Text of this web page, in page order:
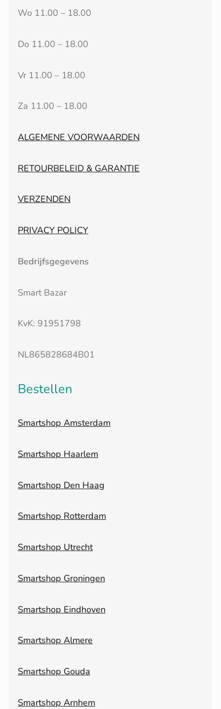
Wo 11.00 – 18.00
Do 11.00 – 18.00
Vr 11.00 – 18.00
Za 11.00 – 18.00
ALGEMENE VOORWAARDEN
RETOURBELEID & GARANTIE
VERZENDEN
PRIVACY POLICY
Bedrijfsgegevens
Smart Bazar
KvK: 91951798
NL865828684B01
Bestellen
Smartshop Amsterdam
Smartshop Haarlem
Smartshop Den Haag
Smartshop Rotterdam
Smartshop Utrecht
Smartshop Groningen
Smartshop Eindhoven
Smartshop Almere
Smartshop Gouda
Smartshop Arnhem